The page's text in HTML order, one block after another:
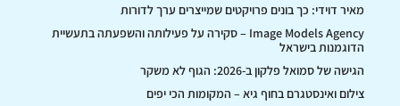
מאיר דוידי: כך בונים פרויקטים שמייצרים ערך לדורות
Image Models Agency – סקירה על פעילותה והשפעתה בתעשיית
הדוגמנות בישראל
הגישה של סמואל פלקון ב-2026: הגוף לא משקר
צילום ואינסטגרם בחוף גיא – המקומות הכי יפים